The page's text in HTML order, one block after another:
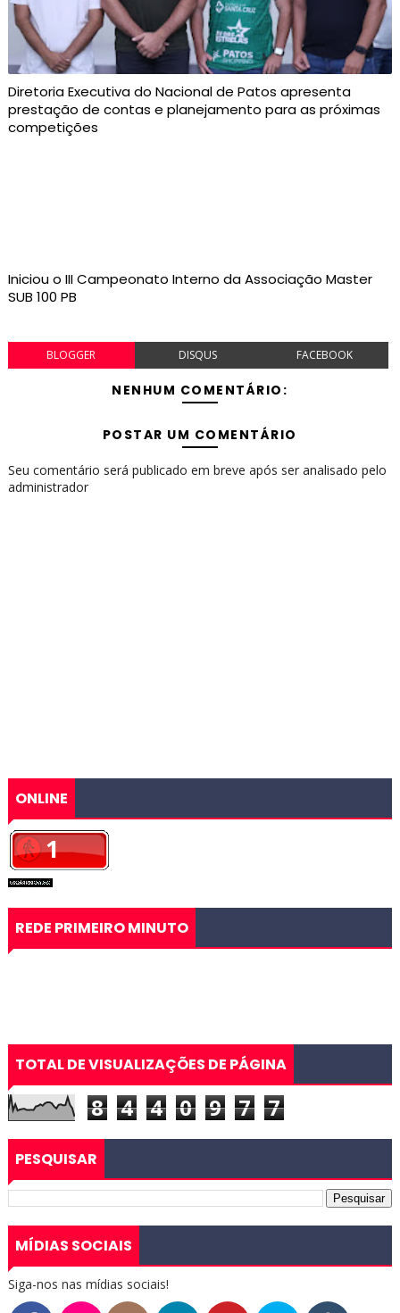
Diretoria Executiva do Nacional de Patos apresenta
prestação de contas e planejamento para as próximas
competições
Iniciou o III Campeonato Interno da Associação Master
SUB 100 PB
BLOGGER DISQUS FACEBOOK
NENHUM COMENTÁRIO:
POSTAR UM COMENTÁRIO
Seu comentário será publicado em breve após ser analisado pelo
administrador
ONLINE
REDE PRIMEIRO MINUTO
TOTAL DE VISUALIZAÇÕES DE PÁGINA
8 4 4 0 9 7 7
PESQUISAR
MÍDIAS SOCIAIS
Siga-nos nas mídias sociais!